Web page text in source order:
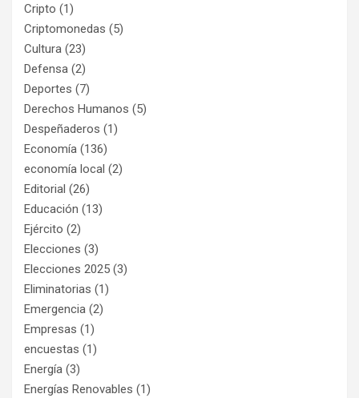
Cripto (1)
Criptomonedas (5)
Cultura (23)
Defensa (2)
Deportes (7)
Derechos Humanos (5)
Despeñaderos (1)
Economía (136)
economía local (2)
Editorial (26)
Educación (13)
Ejército (2)
Elecciones (3)
Elecciones 2025 (3)
Eliminatorias (1)
Emergencia (2)
Empresas (1)
encuestas (1)
Energía (3)
Energías Renovables (1)